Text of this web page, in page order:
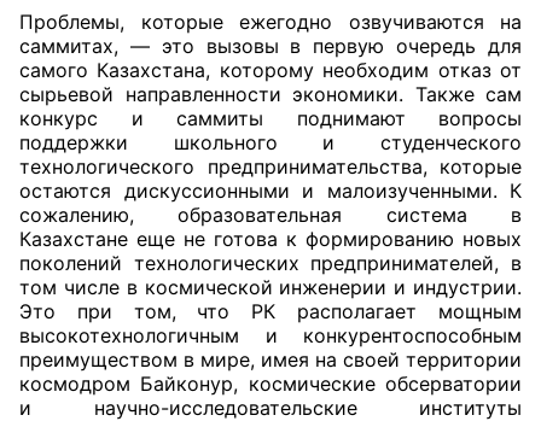
Проблемы, которые ежегодно озвучиваются на
саммитах, — это вызовы в первую очередь для
самого Казахстана, которому необходим отказ от
сырьевой направленности экономики. Также сам
конкурс и саммиты поднимают вопросы
поддержки школьного и студенческого
технологического предпринимательства, которые
остаются дискуссионными и малоизученными. К
сожалению, образовательная система в
Казахстане еще не готова к формированию новых
поколений технологических предпринимателей, в
том числе в космической инженерии и индустрии.
Это при том, что РК располагает мощным
высокотехнологичным и конкурентоспособным
преимуществом в мире, имея на своей территории
космодром Байконур, космические обсерватории
и научно-исследовательские институты